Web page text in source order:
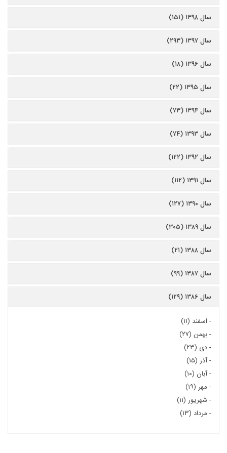
سال ۱۳۹۸ (۱۵۱)
سال ۱۳۹۷ (۲۹۳)
سال ۱۳۹۶ (۱۸)
سال ۱۳۹۵ (۲۲)
سال ۱۳۹۴ (۷۳)
سال ۱۳۹۳ (۷۴)
سال ۱۳۹۲ (۱۲۲)
سال ۱۳۹۱ (۱۱۲)
سال ۱۳۹۰ (۱۲۷)
سال ۱۳۸۹ (۳۰۵)
سال ۱۳۸۸ (۲۱)
سال ۱۳۸۷ (۹۹)
سال ۱۳۸۶ (۱۲۹)
- اسفند (۱۱)
-بهمن (۲۷)
-دی (۲۳)
-آذر (۱۵)
-آبان (۱۰)
- مهر (۱۹)
- شهریور (۱۱)
- مرداد (۱۳)